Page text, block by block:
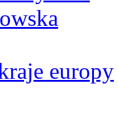
europy